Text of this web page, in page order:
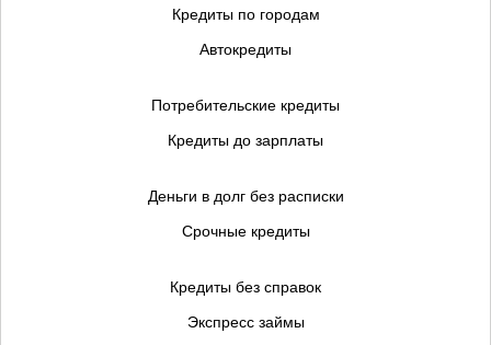
Кредиты по городам
Автокредиты
Потребительские кредиты
Кредиты до зарплаты
Деньги в долг без расписки
Срочные кредиты
Кредиты без справок
Экспресс займы